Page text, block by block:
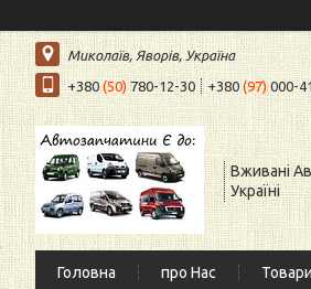
Миколаїв, Яворів, Україна
+380 (50)780-12-30 +380(97)000-
Вживані
Україні
Головна про Нас Товари